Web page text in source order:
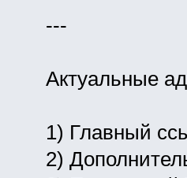
---
Актуальные
1) Главный
2)